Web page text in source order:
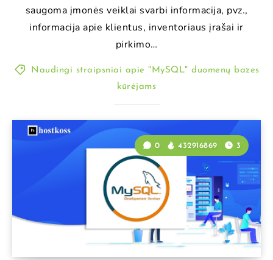
saugoma įmonės veiklai svarbi informacija, pvz.,
informacija apie klientus, inventoriaus įrašai ir
pirkimo…
Naudingi straipsniai apie "MySQL" duomenų bazes
kūrėjams
0 432916869 3